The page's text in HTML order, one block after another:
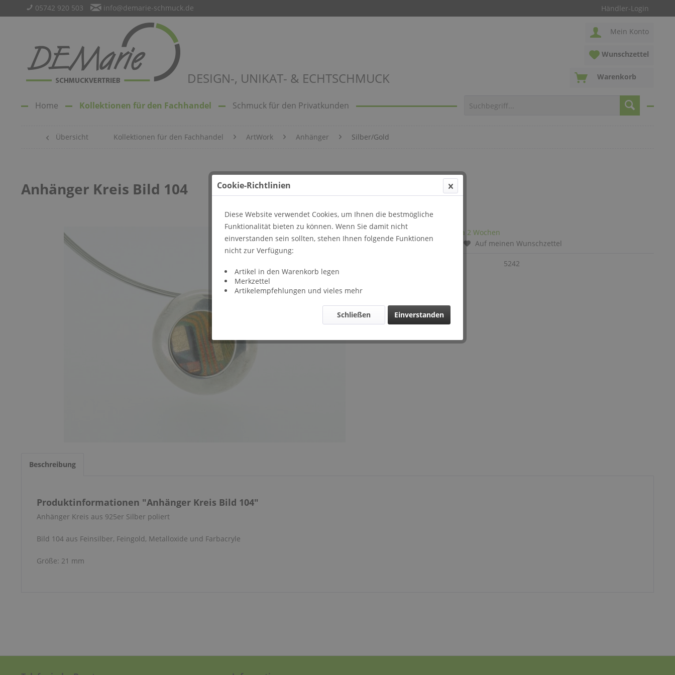
Händler-Login
05742 920 503 info@demarie-schmuck.de
DESIGN-, UNIKAT- & ECHTSCHMUCK
Mein Konto
Wunschzettel
Warenkorb
Home Kollektionen für den Fachhandel Schmuck für den Privatkunden
Übersicht Kollektionen für den Fachhandel ArtWork Anhänger Silber/Gold
Anhänger Kreis Bild 104
Lieferzeit: ca 2 Wochen
Vergleichen
Auf meinen Wunschzettel
5242
Beschreibung
Produktinformationen "Anhänger Kreis Bild 104"
Anhänger Kreis aus 925er Silber poliert
Bild 104 aus Feinsilber, Feingold, Metalloxide und Farbacryle
Größe: 21 mm
Cookie-Richtlinien
Diese Website verwendet Cookies, um Ihnen die bestmögliche
Funktionalität bieten zu können. Wenn Sie damit nicht
einverstanden sein sollten, stehen Ihnen folgende Funktionen
nicht zur Verfügung:
Artikel in den Warenkorb legen
Merkzettel
Artikelempfehlungen und vieles mehr
Einverstanden
Schließen